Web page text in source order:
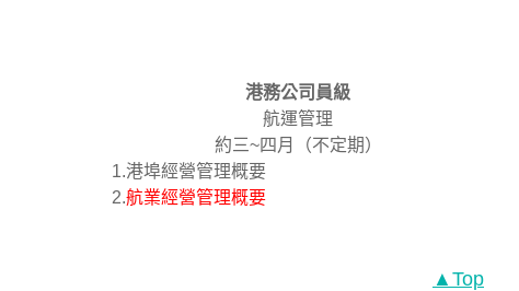
港務公司員級
航運管理
約三~四月（不定期）
1.港埠經營管理概要
2.航業經營管理概要
▲Top